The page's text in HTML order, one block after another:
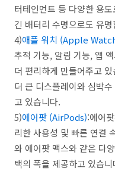
터테인먼트 등 다양한 용
긴 배터리 수명으로도 유명
4)애플 워치 (Apple
추적 기능, 알림 기능, 앱
더 편리하게 만들어주고
더 큰 디스플레이와 심박
고 있습니다.
5)에어팟 (AirPods):에어
리한 사용성 및 빠른 연결
와 에어팟 맥스와 같은 다
택의 폭을 제공하고 있습니